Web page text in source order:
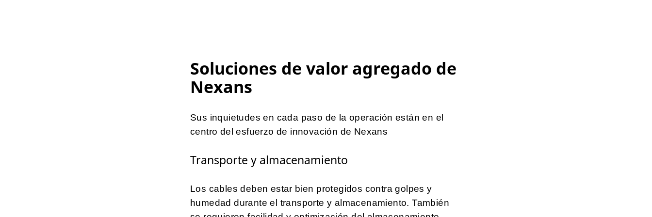
Soluciones de valor agregado de
Nexans
Sus inquietudes en cada paso de la operación están en el
centro del esfuerzo de innovación de Nexans
Transporte y almacenamiento
Los cables deben estar bien protegidos contra golpes y
humedad durante el transporte y almacenamiento. También